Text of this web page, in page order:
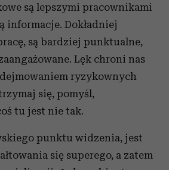
są lepszymi pracownikami
informacje. Dokładniej
są bardziej punktualne,
Lęk chroni nas
ryzykownych
się, pomyśl,
tu jest nie tak.
punktu widzenia, jest
się superego, a zatem